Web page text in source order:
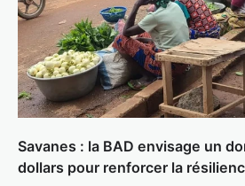
Savanes : la BAD envisage un
dollars pour renforcer la